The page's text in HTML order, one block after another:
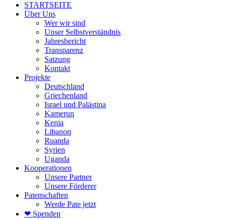
Main
Content
STARTSEITE
Über Uns
Wer wir sind
Unser Selbstverständnis
Jahresbericht
Transparenz
Satzung
Kontakt
Projekte
Deutschland
Griechenland
Israel und Palästina
Kamerun
Kenia
Libanon
Ruanda
Syrien
Uganda
Kooperationen
Unsere Partner
Unsere Förderer
Patenschaften
Werde Pate jetzt
❤ Spenden